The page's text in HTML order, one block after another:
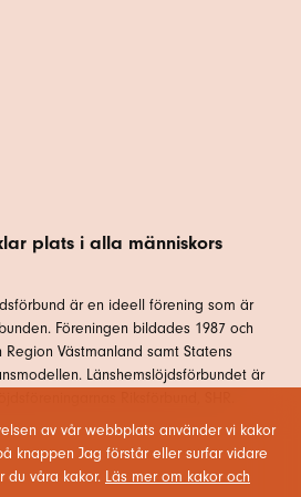
plats i alla människors
är en ideell förening som är
Föreningen bildades 1987 och
Västmanland samt Statens
Länshemslöjdsförbundet är
av vår webbplats använder vi kakor
knappen Jag förstår eller surfar vidare
du våra kakor. Läs mer om kakor och